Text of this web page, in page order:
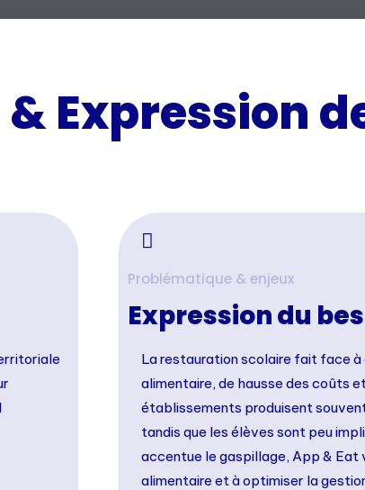
Expression
Problématique & enjeux
Expression du
La restauration scolaire fait face à
alimentaire, de hausse des coûts
établissements produisent
tandis que les élèves sont peu
accentue le gaspillage, App & Eat
alimentaire et à optimiser la